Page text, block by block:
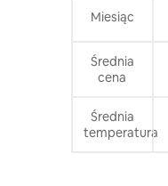
Miesiąc
Średnia
cena
Średnia
temperatura